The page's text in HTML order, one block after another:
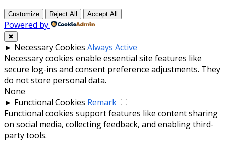
Customize Reject All Accept All
Powered by
✖
► Necessary Cookies Always Active
Necessary cookies enable essential site features like
secure log-ins and consent preference adjustments. They
do not store personal data.
None
► Functional Cookies Remark
Functional cookies support features like content sharing
on social media, collecting feedback, and enabling third-
party tools.